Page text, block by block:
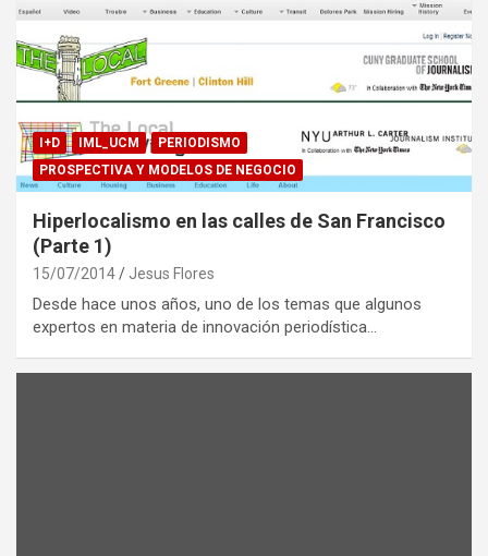
I+D IML_UCM
PERIODISMO
PROSPECTIVA Y MODELOS DE NEGOCIO
Hiperlocalismo en las calles de San Francisco
(Parte 1)
15/07/2014 Jesus Flores
Desde hace unos años, uno de los temas que algunos
expertos en materia de innovación periodística…